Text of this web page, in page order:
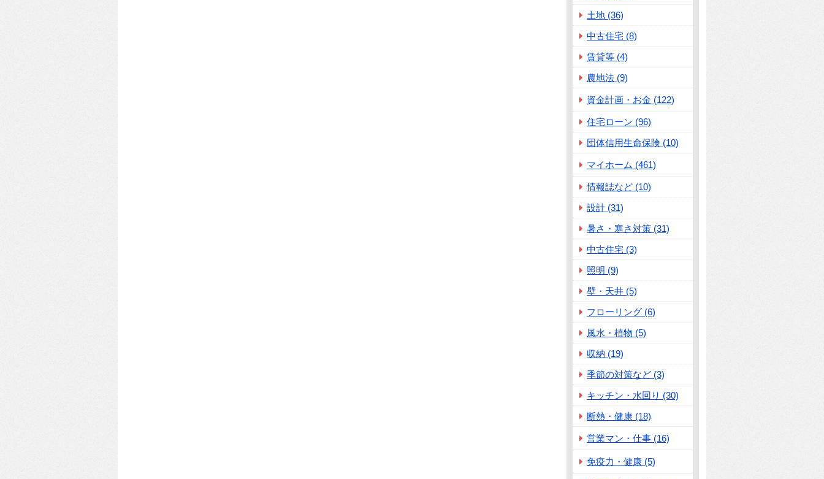
土地 (36)
中古住宅 (8)
賃貸等 (4)
農地法 (9)
資金計画・お金 (122)
住宅ローン (96)
団体信用生命保険 (10)
マイホーム (461)
情報誌など (10)
設計 (31)
暑さ・寒さ対策 (31)
中古住宅 (3)
照明 (9)
壁・天井 (5)
フローリング (6)
風水・植物 (5)
収納 (19)
季節の対策など (3)
キッチン・水回り (30)
断熱・健康 (18)
営業マン・仕事 (16)
免疫力・健康 (5)